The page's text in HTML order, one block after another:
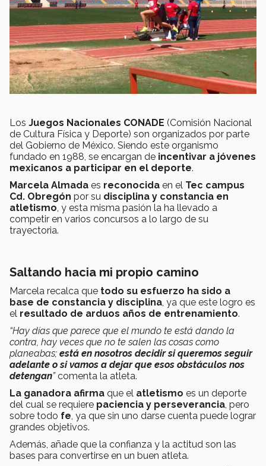
Los Juegos Nacionales CONADE (Comisión Nacional
de Cultura Física y Deporte) son organizados por parte
del Gobierno de México. Siendo este organismo
fundado en 1988, se encargan de incentivar a jóvenes
mexicanos a participar en el deporte.
Marcela Almada es reconocida en el Tec campus
Cd. Obregón por su disciplina y constancia en
atletismo , y esta misma pasión la ha llevado a
competir en varios concursos a lo largo de su
trayectoria.
Saltando hacia mi propio camino
Marcela recalca que todo su esfuerzo ha sido a
base de constancia y disciplina , ya que este logro es
el resultado de arduos años de entrenamiento.
“Hay días que parece que el mundo te está dando la
contra, hay veces que no te salen las cosas como
planeabas; está en nosotros decidir si queremos seguir
adelante o si vamos a dejar que esos obstáculos nos
detengan”comenta la atleta.
La ganadora afirma que el atletismo es un deporte
del cual se requiere paciencia y perseverancia , pero
sobre todo fe , ya que sin uno darse cuenta puede lograr
grandes objetivos.
Además, añade que la confianza y la actitud son las
bases para convertirse en un buen atleta.